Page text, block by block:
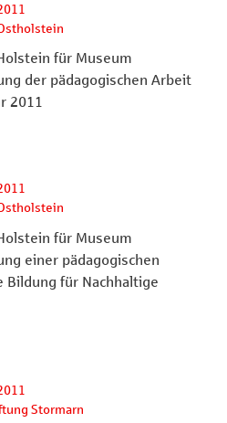
für Museum
der pädagogischen Arbeit
2011
für Museum
einer pädagogischen
Bildung für Nachhaltige
Stormarn